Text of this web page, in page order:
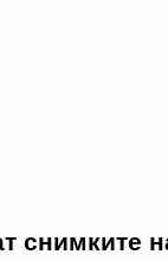
снимките